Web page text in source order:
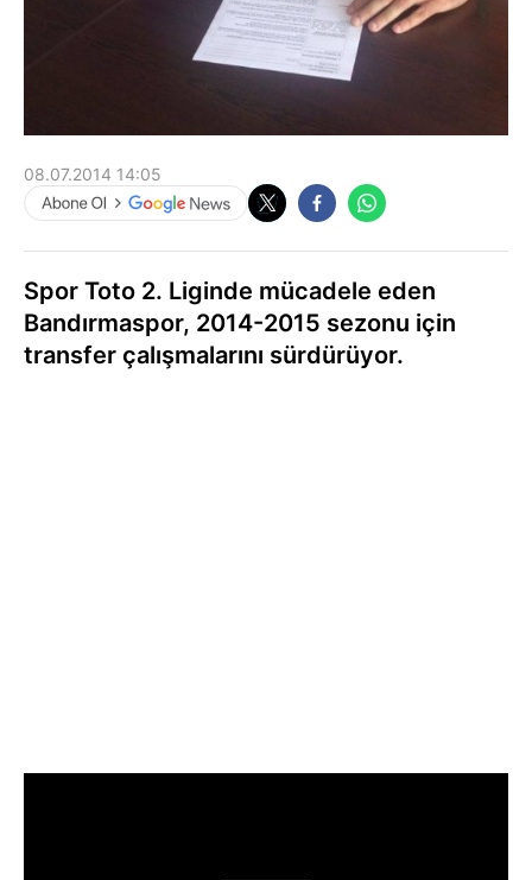
08.07.2014 14:05
Spor Toto 2. Liginde mücadele eden
Bandırmaspor, 2014-2015 sezonu için
transfer çalışmalarını sürdürüyor.